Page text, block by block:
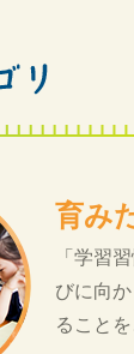
育み
「学習
びに向
ること